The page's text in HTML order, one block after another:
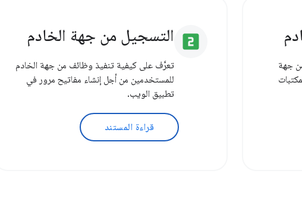
جهة
looks_two التسجيل من جهة الخادم
تعرَّف على كيفية تنفيذ وظائف من جهة الخادم
للمستخدمين من أجل إنشاء مفاتيح مرور في
تطبيق الويب.
قراءة المستند